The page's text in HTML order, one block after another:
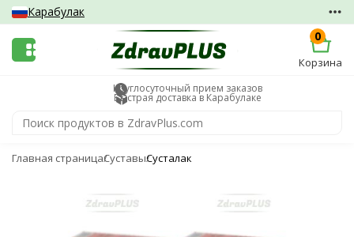
Карабулак
0
Корзина
Круглосуточный прием заказов
Быстрая доставка в Карабулаке
Главная страницаСуставыСусталак